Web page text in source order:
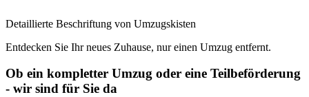
Detaillierte Beschriftung von Umzugskisten
Entdecken Sie Ihr neues Zuhause, nur einen Umzug entfernt.
Ob ein kompletter Umzug oder eine Teilbeförderung
- wir sind für Sie da